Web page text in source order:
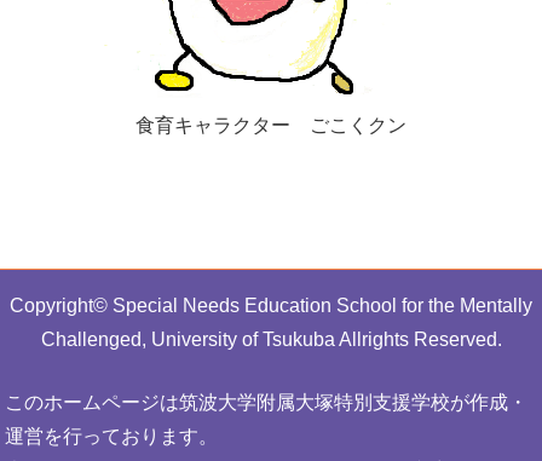
食育キャラクター ごこくクン
Copyright© Special Needs Education School for the Mentally
Challenged, University of Tsukuba Allrights Reserved.
このホームページは筑波大学附属大塚特別支援学校が作成・
運営を行っております。